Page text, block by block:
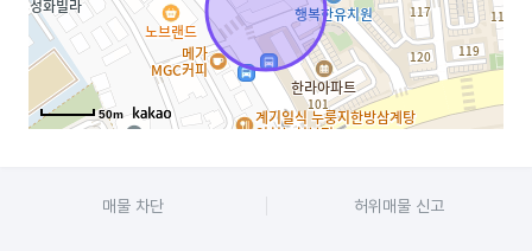
50m
매물 차단 허위매물 신고